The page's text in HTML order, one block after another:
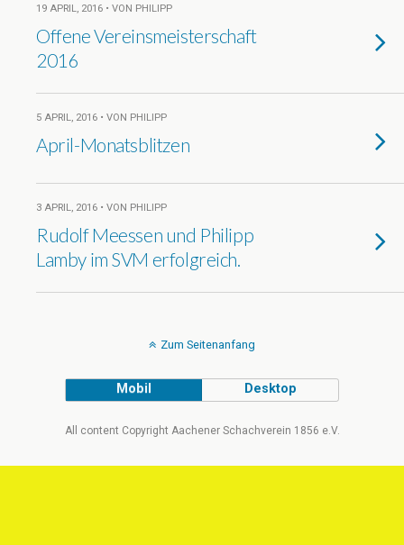
19 APRIL, 2016 • VON PHILIPP
Offene Vereinsmeisterschaft
2016
5 APRIL, 2016 • VON PHILIPP
April-Monatsblitzen
3 APRIL, 2016 • VON PHILIPP
Rudolf Meessen und Philipp
Lamby im SVM erfolgreich.
Zum Seitenanfang
Mobil Desktop
All content Copyright Aachener Schachverein 1856 e.V.